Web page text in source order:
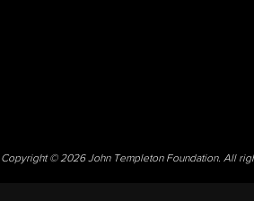
Copyright © 2026 John Templeton Foundation. All